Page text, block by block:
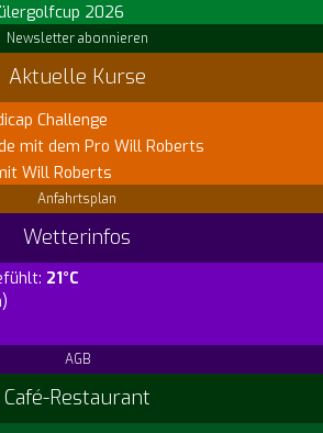
2026
Newsletter abonnieren
Aktuelle Kurse
Challenge
mit dem Pro Will Roberts
Will Roberts
Anfahrtsplan
Wetterinfos
21°C
AGB
Café-Restaurant